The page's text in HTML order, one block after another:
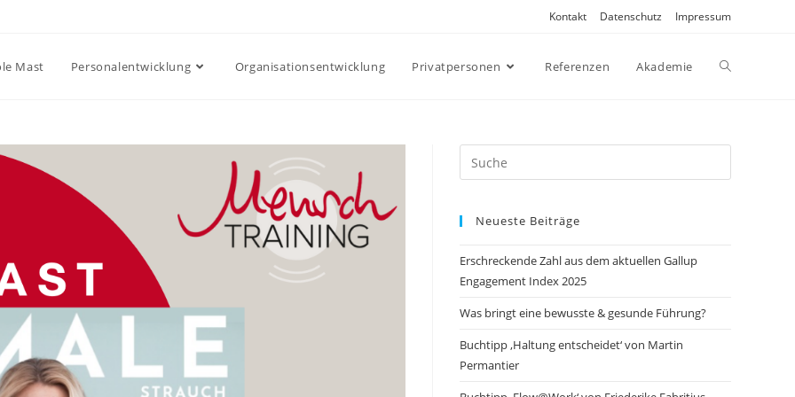
Kontakt Datenschutz Impressum
Mast Personalentwicklung Organisationsentwicklung Privatpersonen Referenzen Akademie
Search
this
Neueste Beiträge
Erschreckende Zahl aus dem aktuellen Gallup
Engagement Index 2025
Was bringt eine bewusste & gesunde Führung?
Buchtipp ‚Haltung entscheidet‘ von Martin
Permantier